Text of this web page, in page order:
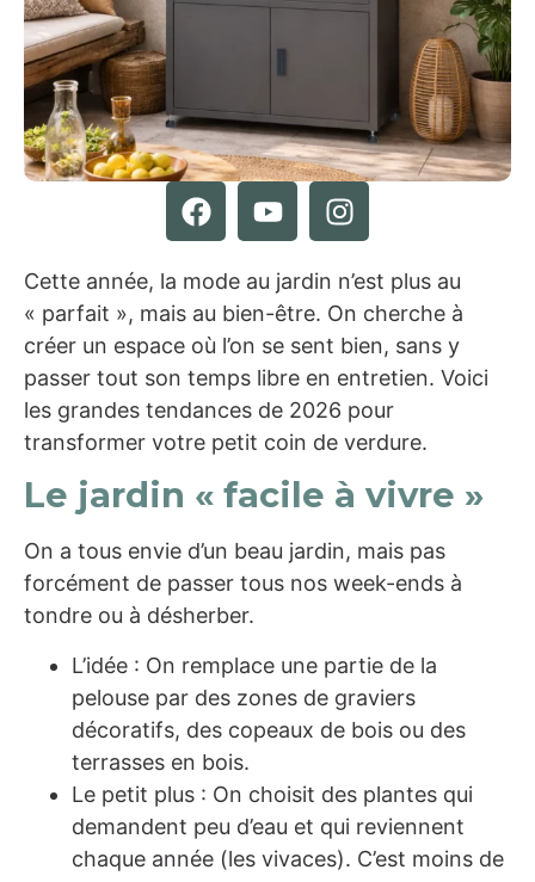
Cette année, la mode au jardin n’est plus au
« parfait », mais au bien-être. On cherche à
créer un espace où l’on se sent bien, sans y
passer tout son temps libre en entretien. Voici
les grandes tendances de 2026 pour
transformer votre petit coin de verdure.
Le jardin « facile à vivre »
On a tous envie d’un beau jardin, mais pas
forcément de passer tous nos week-ends à
tondre ou à désherber.
L’idée : On remplace une partie de la
pelouse par des zones de graviers
décoratifs, des copeaux de bois ou des
terrasses en bois.
Le petit plus : On choisit des plantes qui
demandent peu d’eau et qui reviennent
chaque année (les vivaces). C’est moins de